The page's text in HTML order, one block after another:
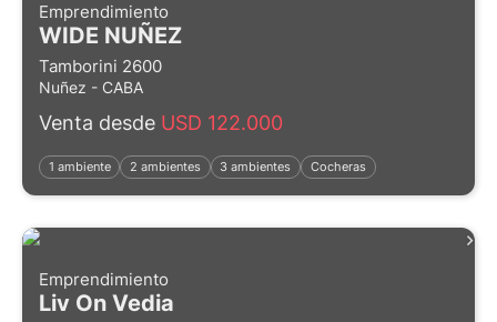
Emprendimiento
WIDE NUÑEZ
Tamborini 2600
Nuñez - CABA
Venta desde USD 122.000
1 ambiente 2 ambientes 3 ambientes Cocheras
Emprendimiento
Liv On Vedia